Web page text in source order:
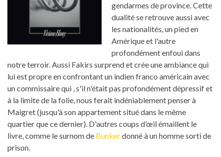
gendarmes de province. Cette
dualité se retrouve aussi avec
les nationalités, un pied en
Amérique et l'autre
profondément enfoui dans
notre terroir. Aussi Fakirs surprend et crée une ambiance qui
lui est propre en confrontant un indien franco américain avec
un commissaire qui , s'il n'était pas profondément dépressif et
à la limite de la folie, nous ferait indéniablement penser à
Maigret (jusqu'à son appartement situé dans le même
quartier que ce dernier). D'autres coups d’œil émaillent le
livre, comme le surnom de Bunkerdonné à un homme sorti de
prison.